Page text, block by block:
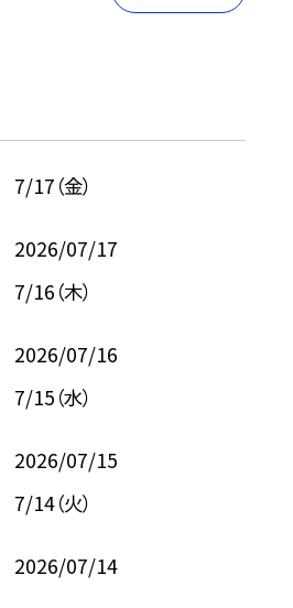
7/17（金）
2026/07/17
7/16（木）
2026/07/16
7/15（水）
2026/07/15
7/14（火）
2026/07/14